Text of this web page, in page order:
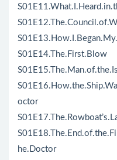
S01E14.The.First.Blow
octor
he.Doctor